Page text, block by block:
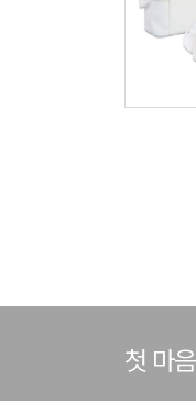
첫 마